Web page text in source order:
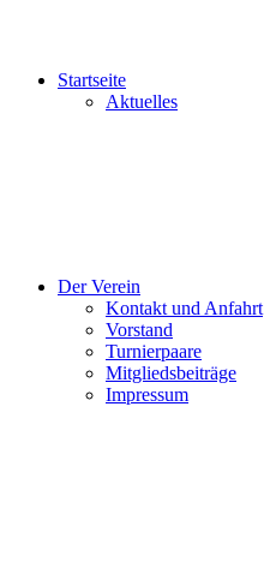
Startseite
Aktuelles
Der Verein
Kontakt und Anfahrt
Vorstand
Turnierpaare
Mitgliedsbeiträge
Impressum